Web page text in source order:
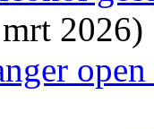
2026)